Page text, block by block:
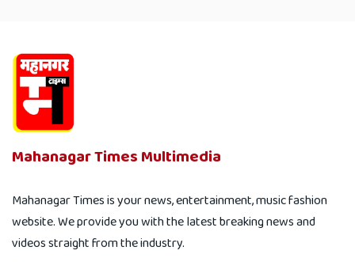
Mahanagar Times Multimedia
Mahanagar Times is your news, entertainment, music fashion
website. We provide you with the latest breaking news and
videos straight from the industry.